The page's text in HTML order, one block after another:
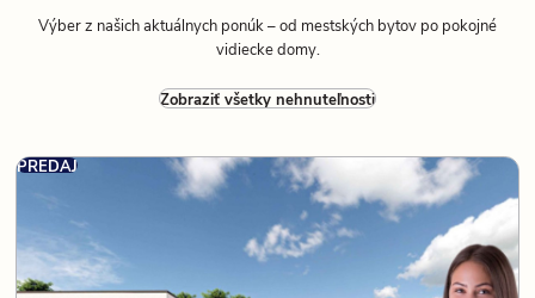
Výber z našich aktuálnych ponúk – od mestských bytov po pokojné
vidiecke domy.
Zobraziť všetky nehnuteľnosti
PREDAJ